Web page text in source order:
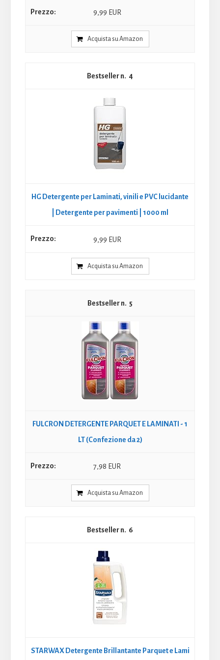
9,99 EUR
Acquista su Amazon
4
HG Detergente per Laminati, vinili e PVC lucidante
| Detergente per pavimenti | 1000 ml
9,99 EUR
Acquista su Amazon
5
FULCRON DETERGENTE PARQUET E LAMINATI - 1
LT (Confezione da 2)
7,98 EUR
Acquista su Amazon
6
STARWAX Detergente Brillantante Parquet e Lami